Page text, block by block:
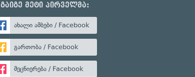
გაიგე მეტი პირველმა:
ახალი ამბები / Facebook
გართობა / Facebook
მეცნიერება / Facebook